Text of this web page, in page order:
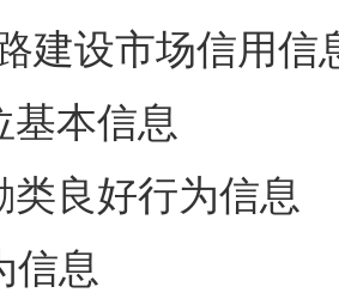
建设市场信用
基本信息
类良好行为信息
信息